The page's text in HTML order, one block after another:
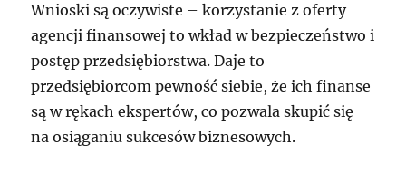
Wnioski są oczywiste – korzystanie z oferty
agencji finansowej to wkład w bezpieczeństwo i
postęp przedsiębiorstwa. Daje to
przedsiębiorcom pewność siebie, że ich finanse
są w rękach ekspertów, co pozwala skupić się
na osiąganiu sukcesów biznesowych.